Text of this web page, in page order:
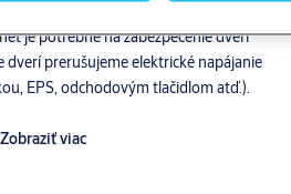
Pri prerušení napájania je
je potrebné na zabezpečenie dverí
prerušujeme elektrické napájanie
EPS, odchodovým tlačidlom atď.).
Zobraziť viac